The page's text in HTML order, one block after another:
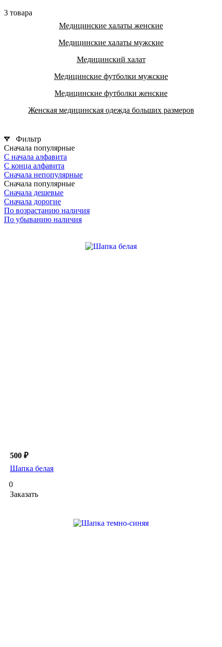
3 товара
Медицинские халаты женские
Медицинские халаты мужские
Медицинский халат
Медицинские футболки мужские
Медицинские футболки женские
Женская медицинская одежда больших размеров
Фильтр
Сначала популярные
С начала алфавита
С конца алфавита
Сначала непопулярные
Сначала популярные
Сначала дешевые
Сначала дорогие
По возрастанию наличия
По убыванию наличия
500 ₽
Шапка белая
0
Заказать